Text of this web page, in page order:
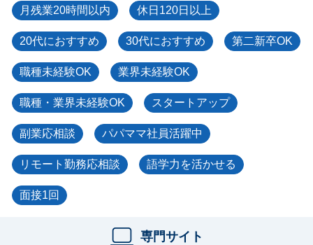
月残業20時間以内 休日120日以上
20代におすすめ 30代におすすめ 第二新卒OK
職種未経験OK 業界未経験OK
職種・業界未経験OK スタートアップ
副業応相談 パパママ社員活躍中
リモート勤務応相談 語学力を活かせる
面接1回
専門サイト